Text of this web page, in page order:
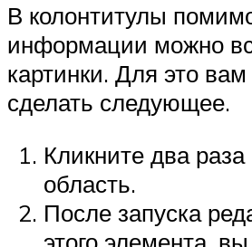
В колонтитулы
информации можно
картинки. Для это
сделать следующее.
Кликните два
область.
После запуска